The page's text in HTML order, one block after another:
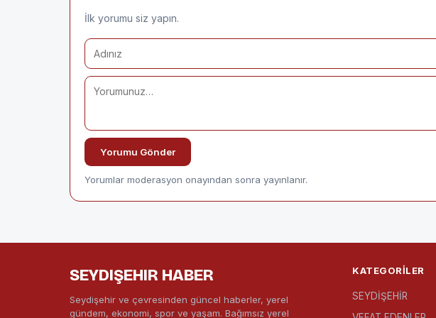
İlk yorumu siz yapın.
Yorumu Gönder
Yorumlar moderasyon onayından sonra yayınlanır.
SEYDIŞEHIR HABER
Seydişehir ve çevresinden güncel haberler, yerel
gündem, ekonomi, spor ve yaşam. Bağımsız yerel
KATEGORILER
SEYDİŞEHİR